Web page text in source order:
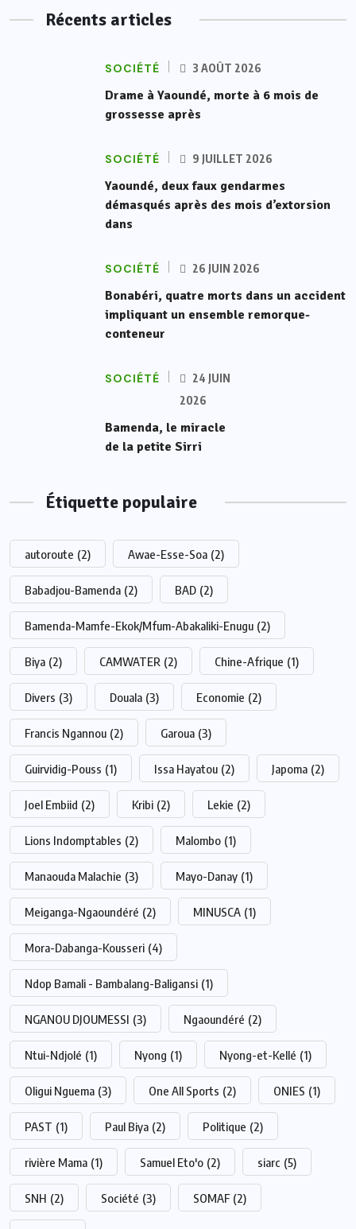
Récents articles
SOCIÉTÉ 3 AOÛT 2026
Drame à Yaoundé, morte à 6 mois de
grossesse après
SOCIÉTÉ 9 JUILLET 2026
Yaoundé, deux faux gendarmes
démasqués après des mois d’extorsion
dans
SOCIÉTÉ 26 JUIN 2026
Bonabéri, quatre morts dans un accident
impliquant un ensemble remorque-
conteneur
SOCIÉTÉ
24 JUIN
2026
Bamenda, le miracle
de la petite Sirri
Étiquette populaire
autoroute (2) Awae-Esse-Soa (2)
Babadjou-Bamenda (2) BAD (2)
Bamenda-Mamfe-Ekok/Mfum-Abakaliki-Enugu (2)
Biya (2) CAMWATER (2) Chine-Afrique (1)
Divers (3) Douala (3) Economie (2)
Francis Ngannou (2) Garoua (3)
Guirvidig-Pouss (1) Issa Hayatou (2) Japoma (2)
Joel Embiid (2) Kribi (2) Lekie (2)
Lions Indomptables (2) Malombo (1)
Manaouda Malachie (3) Mayo-Danay (1)
Meiganga-Ngaoundéré (2) MINUSCA (1)
Mora-Dabanga-Kousseri (4)
Ndop Bamali - Bambalang-Baligansi (1)
NGANOU DJOUMESSI (3) Ngaoundéré (2)
Ntui-Ndjolé (1) Nyong (1) Nyong-et-Kellé (1)
Oligui Nguema (3) One All Sports (2) ONIES (1)
PAST (1) Paul Biya (2) Politique (2)
rivière Mama (1) Samuel Eto'o (2) siarc (5)
SNH (2) Société (3) SOMAF (2)